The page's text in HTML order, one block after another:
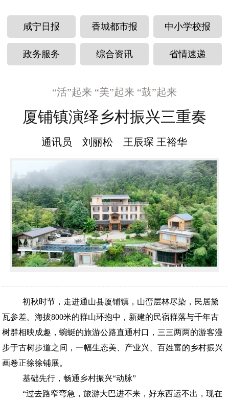
咸宁日报 香城都市报 中小学校报
政务服务 综合资讯 省情速递
“活”起来 “美”起来 “鼓”起来
厦铺镇演绎乡村振兴三重奏
通讯员 刘丽松 王辰琛 王裕华
初秋时节，走进通山县厦铺镇，山峦层林尽染，民居黛
瓦参差。海拔800米的群山环抱中，新建的民宿群落与千年古
树群相映成趣，蜿蜒的旅游公路直通村口，三三两两的游客漫
步于古树步道之间，一幅生态美、产业兴、百姓富的乡村振兴
画卷正徐徐铺展。
基础先行，畅通乡村振兴“动脉”
“过去路窄弯急，旅游大巴进不来，好东西运不出，现在